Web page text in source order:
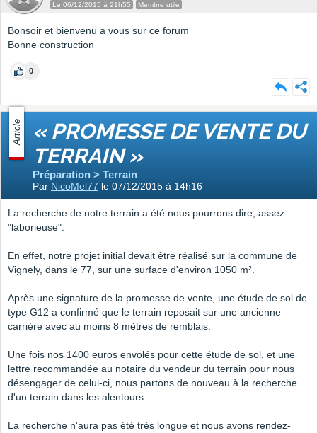
Le 06/12/2015 à 21h55 Membre utile
Bonsoir et bienvenu a vous sur ce forum
Bonne construction
0
Article « PROMESSE DE VENTE DU
TERRAIN »
Préparation > Terrain
Par NicoMel77 le 07/12/2015 à 14h16
La recherche de notre terrain a été nous pourrons dire, assez
"laborieuse".
En effet, notre projet initial devait être réalisé sur la commune de
Vignely, dans le 77, sur une surface d'environ 1050 m².
Après une signature de la promesse de vente, une étude de sol de
type G12 a confirmé que le terrain reposait sur une ancienne
carrière avec au moins 8 mètres de remblais.
Une fois nos 1400 euros envolés pour cette étude de sol, et une
lettre recommandée au notaire du vendeur du terrain pour nous
désengager de celui-ci, nous partons de nouveau à la recherche
d'un terrain dans les alentours.
La recherche n'aura pas été très longue et nous avons rendez-